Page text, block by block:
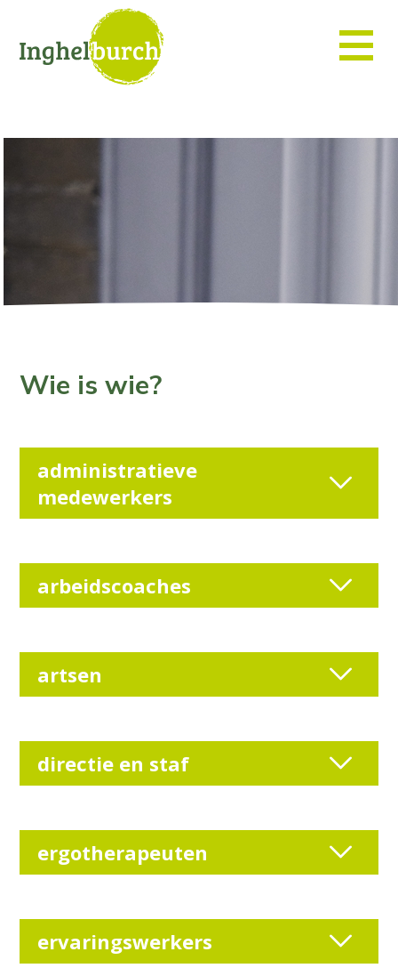
Wie is wie?
administratieve
medewerkers
arbeidscoaches
artsen
directie en staf
ergotherapeuten
ervaringswerkers